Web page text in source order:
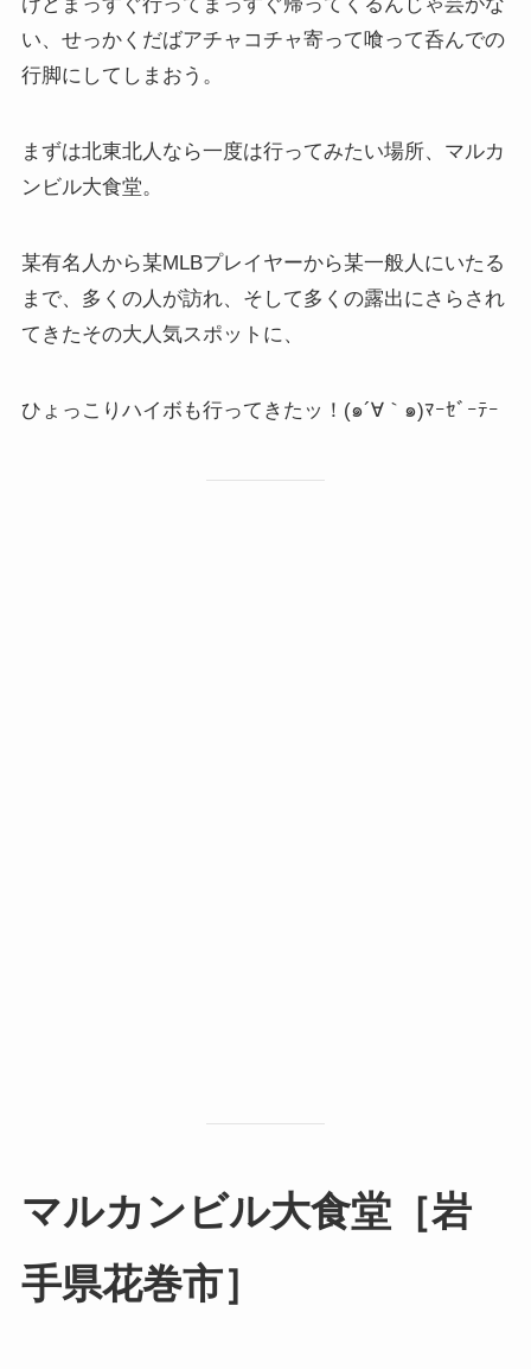
い、せっかくだばアチャコチャ寄って喰って呑んでの
行脚にしてしまおう。
まずは北東北人なら一度は行ってみたい場所、マルカ
ンビル大食堂。
某有名人から某MLBプレイヤーから某一般人にいたる
まで、多くの人が訪れ、そして多くの露出にさらされ
てきたその大人気スポットに、
ひょっこりハイボも行ってきたッ！(๑´∀｀๑)ﾏｰｾﾞｰﾃｰ
マルカンビル大食堂［岩
手県花巻市］